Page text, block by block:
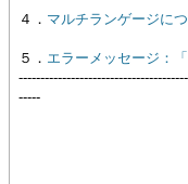
４． マルチランゲージに
５． エラーメッセージ：
-----